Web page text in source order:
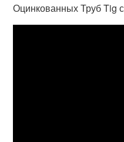
Оцинкованных Труб Tig